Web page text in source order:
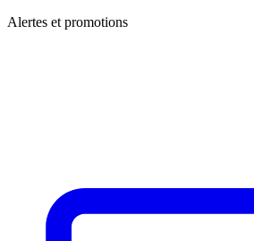
Alertes et promotions